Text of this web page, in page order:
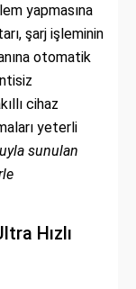
yapmasına
şarj işleminin
otomatik
cihaz
yeterli
sunulan
Hızlı